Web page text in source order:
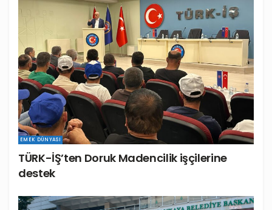
EMEK DÜNYASI
TÜRK-İŞ’ten Doruk Madencilik işçilerine
destek